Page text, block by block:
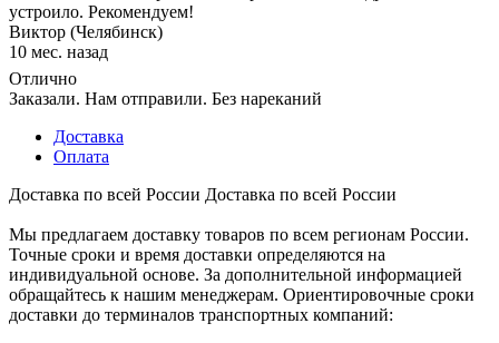
устроило. Рекомендуем!
Виктор (Челябинск)
10 мес. назад
Отлично
Заказали. Нам отправили. Без нареканий
Доставка
Оплата
Доставка по всей России Доставка по всей России
Мы предлагаем доставку товаров по всем регионам России.
Точные сроки и время доставки определяются на
индивидуальной основе. За дополнительной информацией
обращайтесь к нашим менеджерам. Ориентировочные сроки
доставки до терминалов транспортных компаний: